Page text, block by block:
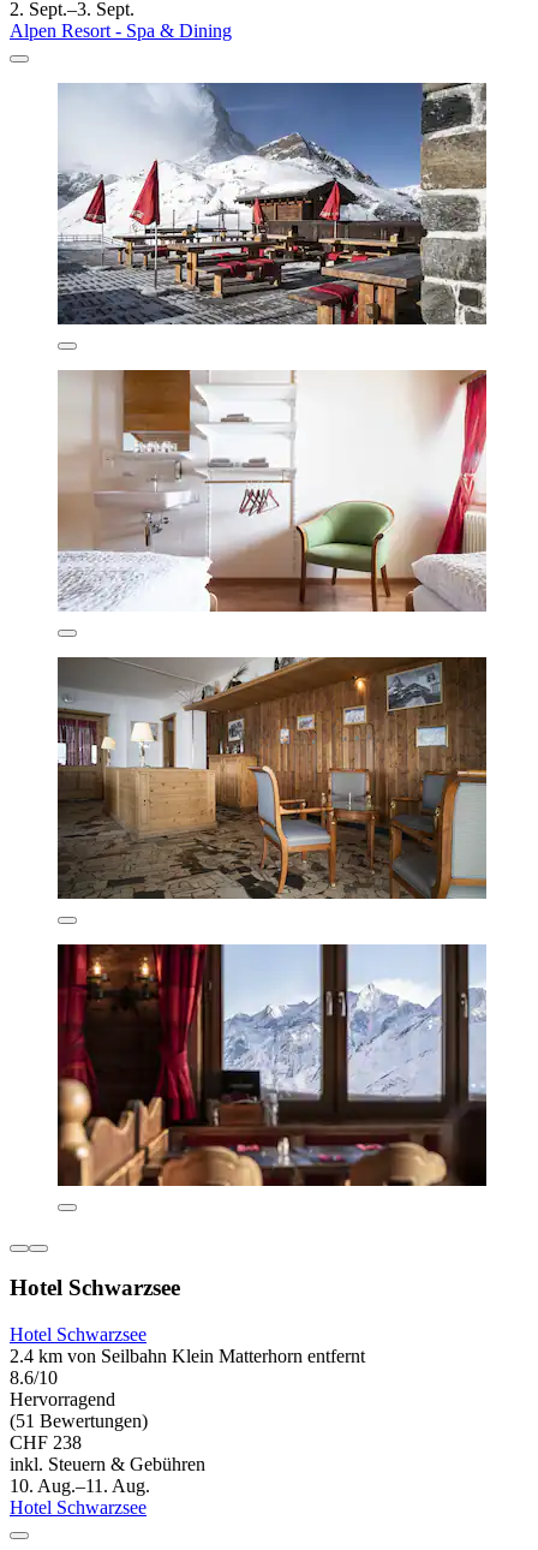
2. Sept.–3. Sept.
Alpen Resort - Spa & Dining
Hotel Schwarzsee
Hotel Schwarzsee
2.4 km von Seilbahn Klein Matterhorn entfernt
8.6/10
Hervorragend
(51 Bewertungen)
CHF 238
inkl. Steuern & Gebühren
10. Aug.–11. Aug.
Hotel Schwarzsee